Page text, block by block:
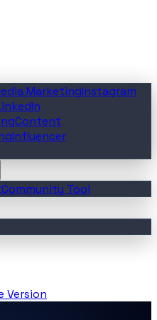
MarketingInstagram
Content
Influencer
Community Tool